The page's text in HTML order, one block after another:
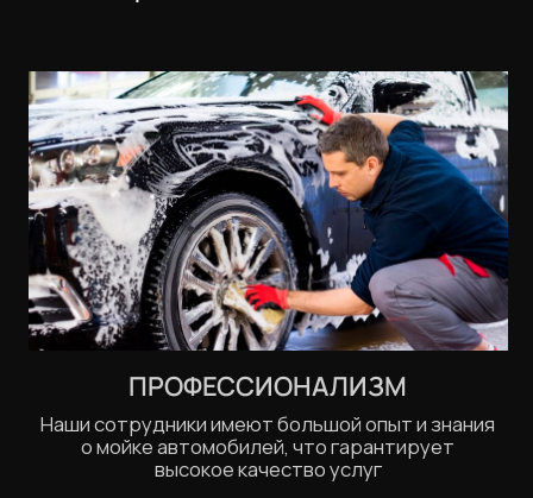
ВСЕМИ МАРКАМИ
АВТО
BMW
Audi